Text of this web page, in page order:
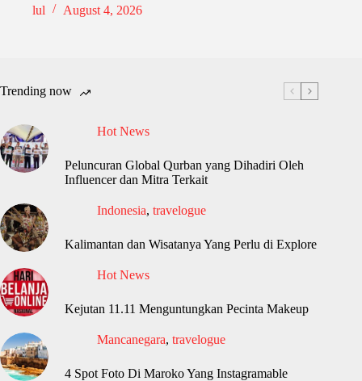
lul
August 4, 2026
Trending now
Hot News
Peluncuran Global Qurban yang Dihadiri Oleh
Influencer dan Mitra Terkait
Indonesia, travelogue
Kalimantan dan Wisatanya Yang Perlu di Explore
Hot News
Kejutan 11.11 Menguntungkan Pecinta Makeup
Mancanegara, travelogue
4 Spot Foto Di Maroko Yang Instagramable